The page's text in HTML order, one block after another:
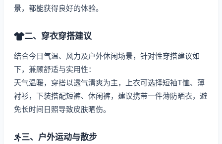
景，都能获得良好的体验。
二、穿衣穿搭建议
结合今日气温、风力及户外休闲场景，针对性穿搭建议如
下，兼顾舒适与实用性：
天气温暖，穿搭以透气清爽为主，上衣可选择短袖T恤、薄
衬衫，下装搭配短裤、休闲裤，建议携带一件薄防晒衣，避
免长时间日照导致皮肤晒伤。
三、户外运动与散步